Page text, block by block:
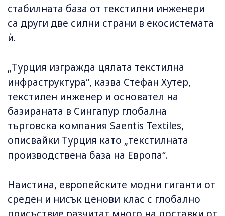
стабилната база от текстилни инженери
са други две силни страни в екосистемата
ѝ.
„Турция изгражда цялата текстилна
инфраструктура“, казва Стефан Хутер,
текстилен инженер и основател на
базираната в Сингапур глобална
търговска компания Saentis Textiles,
описвайки Турция като „текстилната
производствена база на Европа“.
Наистина, европейските модни гиганти от
среден и нисък ценови клас с глобално